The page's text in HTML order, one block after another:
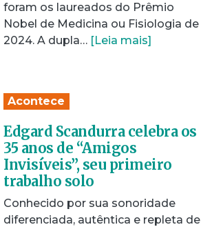
foram os laureados do Prêmio
Nobel de Medicina ou Fisiologia de
2024. A dupla… [Leia mais]
Acontece
Edgard Scandurra celebra os
35 anos de “Amigos
Invisíveis”, seu primeiro
trabalho solo
Conhecido por sua sonoridade
diferenciada, autêntica e repleta de